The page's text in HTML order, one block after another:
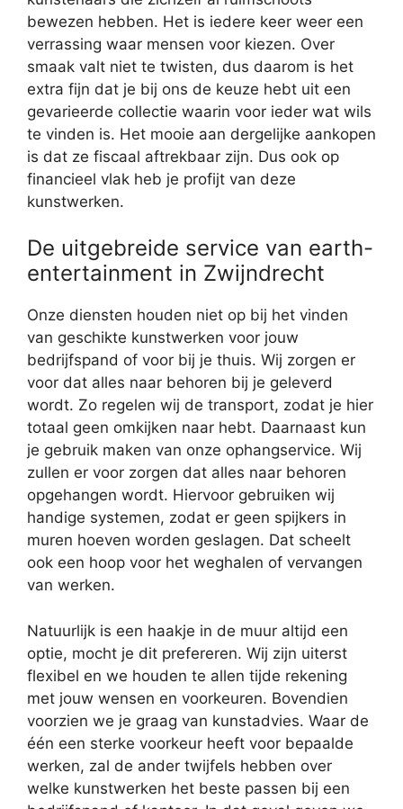
bewezen hebben. Het is iedere keer weer een
verrassing waar mensen voor kiezen. Over
smaak valt niet te twisten, dus daarom is het
extra fijn dat je bij ons de keuze hebt uit een
gevarieerde collectie waarin voor ieder wat wils
te vinden is. Het mooie aan dergelijke aankopen
is dat ze fiscaal aftrekbaar zijn. Dus ook op
financieel vlak heb je profijt van deze
kunstwerken.
De uitgebreide service van earth-
entertainment in Zwijndrecht
Onze diensten houden niet op bij het vinden
van geschikte kunstwerken voor jouw
bedrijfspand of voor bij je thuis. Wij zorgen er
voor dat alles naar behoren bij je geleverd
wordt. Zo regelen wij de transport, zodat je hier
totaal geen omkijken naar hebt. Daarnaast kun
je gebruik maken van onze ophangservice. Wij
zullen er voor zorgen dat alles naar behoren
opgehangen wordt. Hiervoor gebruiken wij
handige systemen, zodat er geen spijkers in
muren hoeven worden geslagen. Dat scheelt
ook een hoop voor het weghalen of vervangen
van werken.
Natuurlijk is een haakje in de muur altijd een
optie, mocht je dit prefereren. Wij zijn uiterst
flexibel en we houden te allen tijde rekening
met jouw wensen en voorkeuren. Bovendien
voorzien we je graag van kunstadvies. Waar de
één een sterke voorkeur heeft voor bepaalde
werken, zal de ander twijfels hebben over
welke kunstwerken het beste passen bij een